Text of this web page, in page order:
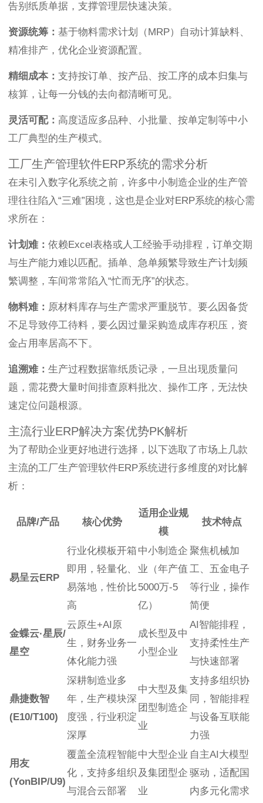
告别纸质单据，支撑管理层快速决策。
资源统筹： 基于物料需求计划（MRP）自动计算缺料、
精准排产，优化企业资源配置。
精细成本： 支持按订单、按产品、按工序的成本归集与
核算，让每一分钱的去向都清晰可见。
灵活可配： 高度适应多品种、小批量、按单定制等中小
工厂典型的生产模式。
工厂生产管理软件ERP系统的需求分析
在未引入数字化系统之前，许多中小制造企业的生产管
理往往陷入“三难”困境，这也是企业对ERP系统的核心需
求所在：
计划难： 依赖Excel表格或人工经验手动排程，订单交期
与生产能力难以匹配。插单、急单频繁导致生产计划频
繁调整，车间常常陷入“忙而无序”的状态。
物料难： 原材料库存与生产需求严重脱节。要么因备货
不足导致停工待料，要么因过量采购造成库存积压，资
金占用率居高不下。
追溯难： 生产过程数据靠纸质记录，一旦出现质量问
题，需花费大量时间排查原料批次、操作工序，无法快
速定位问题根源。
主流行业ERP解决方案优势PK解析
为了帮助企业更好地进行选择，以下选取了市场上几款
主流的工厂生产管理软件ERP系统进行多维度的对比解
析：
品牌/产品 核心优势
适用企业规
模
技术特点
易呈云ERP
行业化模板开箱
即用，轻量化、
易落地，性价比
高
中小制造企
业（年产值
5000万-5
亿）
聚焦机械加
工、五金电子
等行业，操作
简便
金蝶云·星辰/
星空
云原生+AI原
生，财务业务一
体化能力强
成长型及中
小型企业
AI智能排程，
支持柔性生产
与快速部署
鼎捷数智
(E10/T100)
深耕制造业多
年，生产模块深
度强，行业积淀
深厚
中大型及集
团型制造企
业
支持多组织协
同，智能排程
与设备互联能
力强
用友
(YonBIP/U9)
覆盖全流程智能
化，支持多组织
与混合云部署
中大型企业
及集团型企
业
自主AI大模型
驱动，适配国
内多元化需求